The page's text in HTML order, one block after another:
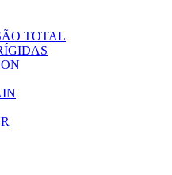
TOTAL